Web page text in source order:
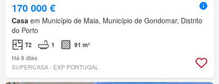
170 000 €
Casa em Município de Maia, Município de Gondomar, Distrito
do Porto
T2 1
91 m²
Há 8 dias
SUPERCASA - EXP PORTUGAL